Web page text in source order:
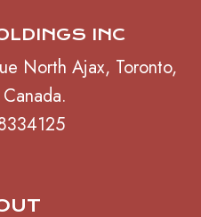
INC
North Ajax, Toronto,